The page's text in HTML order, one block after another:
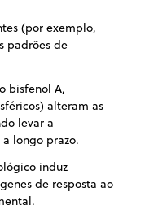
(por exemplo,
padrões de
bisfenol A,
alteram as
levar a
longo prazo.
induz
de resposta ao